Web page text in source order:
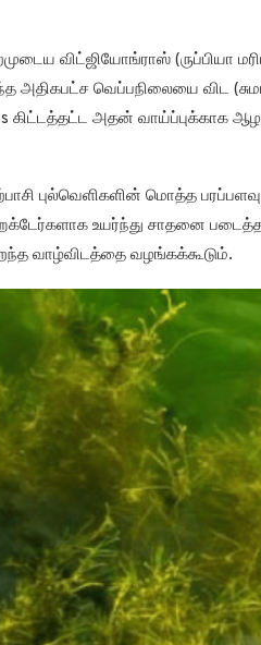
விட்ஜியோங்ராஸ் (ருப்பியா
வெப்பநிலையை விட (சுமார்
கிட்டத்தட்ட அதன் வாய்ப்புக்காக
புல்வெளிகளின் மொத்த
உயர்ந்து சாதனை
வாழ்விடத்தை வழங்கக்கூடும்.